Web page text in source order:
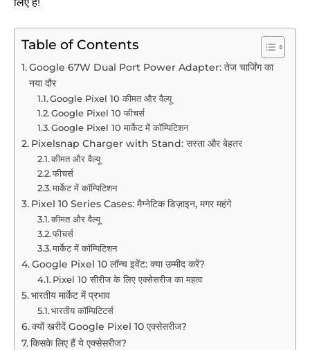
Table of Contents
Google 67W Dual Port Power Adapter: तेज चार्जिंग का
नया दौर
Google Pixel 10 कीमत और वैल्यू
Google Pixel 10 फीचर्स
Google Pixel 10 मार्केट में कॉम्पिटिशन
Pixelsnap Charger with Stand: सस्ता और बेहतर
कीमत और वैल्यू
फीचर्स
मार्केट में कॉम्पिटिशन
Pixel 10 Series Cases: मैग्नेटिक डिज़ाइन, मगर महंगे
कीमत और वैल्यू
फीचर्स
मार्केट में कॉम्पिटिशन
Google Pixel 10 लॉन्च इवेंट: क्या उम्मीद करें?
Pixel 10 सीरीज के लिए एक्सेसरीज का महत्व
भारतीय मार्केट में प्रभाव
भारतीय कॉम्पिटिटर्स
क्यों खरीदें Google Pixel 10 एक्सेसरीज?
किसके लिए हैं ये एक्सेसरीज?